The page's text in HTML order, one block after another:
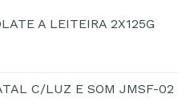
A LEITEIRA 2X125G
C/LUZ E SOM JMSF-02